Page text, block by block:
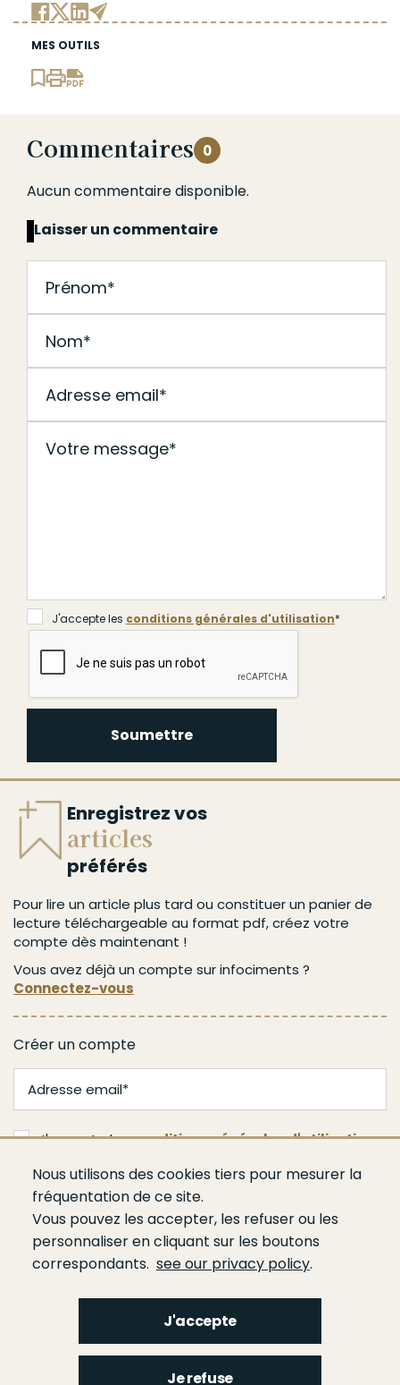
Nous utilisons des cookies tiers pour mesurer la
fréquentation de ce site.
Vous pouvez les accepter, les refuser ou les
personnaliser en cliquant sur les boutons
correspondants. see our privacy policy.
J'accepte
Je refuse
MES OUTILS
Commentaires 0
Aucun commentaire disponible.
Laisser un commentaire
J'accepte les conditions générales d'utilisation*
Soumettre
Enregistrez vos
articles
préférés
Pour lire un article plus tard ou constituer un panier de
lecture téléchargeable au format pdf, créez votre
compte dès maintenant !
Vous avez déjà un compte sur infociments ?
Connectez-vous
Créer un compte
J'accepte lesconditions générales d'utilisation
Valider
Qui sommes-nous ?Espace presseAgendaPublicationsBâtiment
CimentsLiants hydrauliques routiers